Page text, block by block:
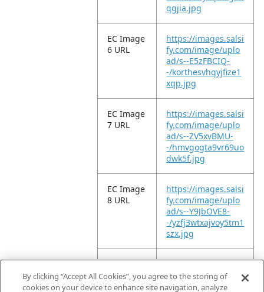
qgjia.jpg
EC Image
6 URL
https://images.salsi
fy.com/image/uplo
ad/s--E5zFBCIQ-
-/korthesvhqyjfize1
xqp.jpg
EC Image
7 URL
https://images.salsi
fy.com/image/uplo
ad/s--ZV5xvBMU-
-/hmvgogta9vr69uo
dwk5f.jpg
EC Image
8 URL
https://images.salsi
fy.com/image/uplo
ad/s--Y9JbOVE8-
-/yzfj3wtxajvoy5tm1
szx.jpg
EC Image
9 URL
https://images.salsi
fy.com/image/uplo
ad/s--HmGEV7BU-
By clicking “Accept All Cookies”, you agree to the storing of
cookies on your device to enhance site navigation, analyze